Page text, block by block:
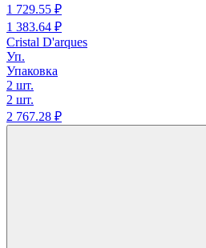
1 729.55 ₽
1 383.64 ₽
Cristal D'arques
Уп.
Упаковка
2 шт.
2 шт.
2 767.28 ₽